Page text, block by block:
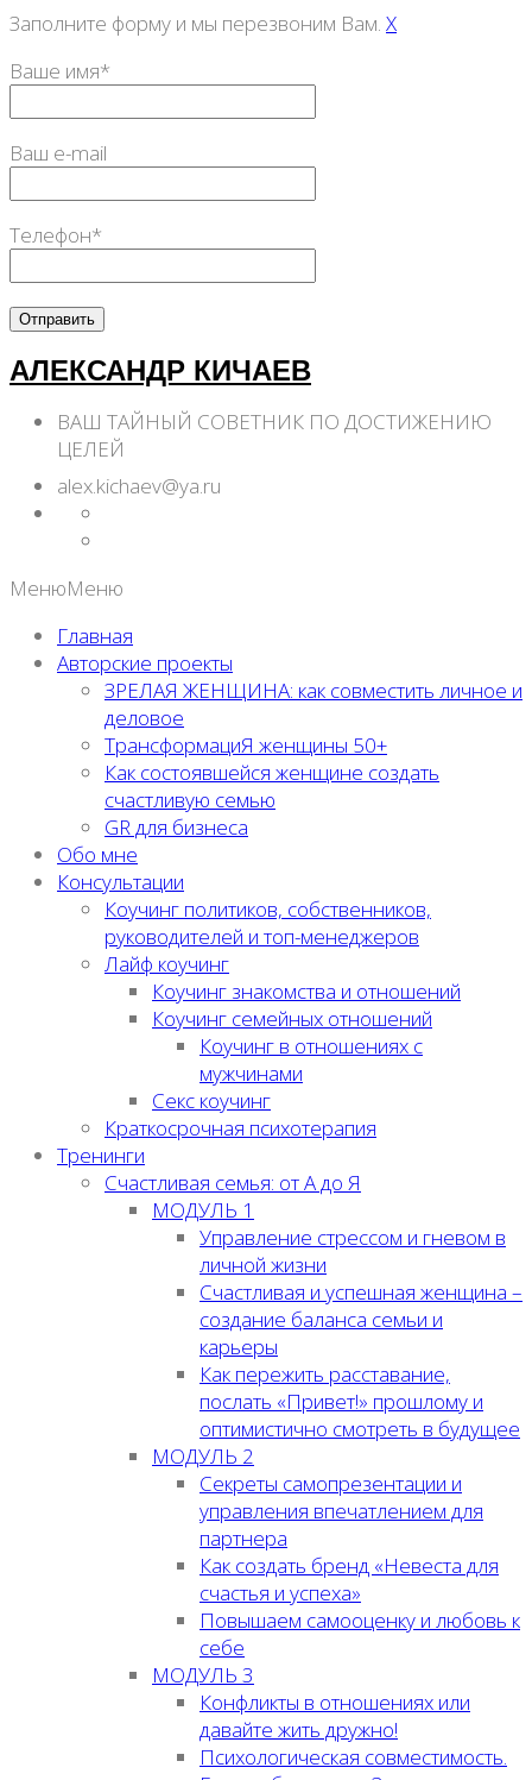
Заполните форму и мы перезвоним Вам. X
Ваше имя*
Ваш e-mail
Телефон*
АЛЕКСАНДР КИЧАЕВ
ВАШ ТАЙНЫЙ СОВЕТНИК ПО ДОСТИЖЕНИЮ
ЦЕЛЕЙ
alex.kichaev@ya.ru
МенюМеню
Главная
Авторские проекты
ЗРЕЛАЯ ЖЕНЩИНА: как совместить личное и
деловое
ТрансформациЯ женщины 50+
Как состоявшейся женщине создать
счастливую семью
GR для бизнеса
Обо мне
Консультации
Коучинг политиков, собственников,
руководителей и топ-менеджеров
Лайф коучинг
Коучинг знакомства и отношений
Коучинг семейных отношений
Коучинг в отношениях с
мужчинами
Секс коучинг
Краткосрочная психотерапия
Тренинги
Счастливая семья: от А до Я
МОДУЛЬ 1
Управление стрессом и гневом в
личной жизни
Счастливая и успешная женщина –
создание баланса семьи и
карьеры
Как пережить расставание,
послать «Привет!» прошлому и
оптимистично смотреть в будущее
МОДУЛЬ 2
Секреты самопрезентации и
управления впечатлением для
партнера
Как создать бренд «Невеста для
счастья и успеха»
Повышаем самооценку и любовь к
себе
МОДУЛЬ 3
Конфликты в отношениях или
давайте жить дружно!
Психологическая совместимость.